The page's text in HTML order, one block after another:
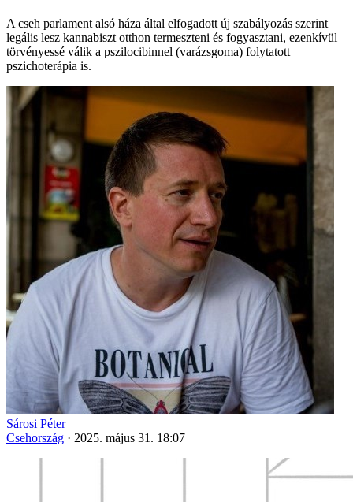
A cseh parlament alsó háza által elfogadott új szabályozás szerint
legális lesz kannabiszt otthon termeszteni és fogyasztani, ezenkívül
törvényessé válik a pszilocibinnel (varázsgoma) folytatott
pszichoterápia is.
Sárosi Péter
Csehország · 2025. május 31. 18:07